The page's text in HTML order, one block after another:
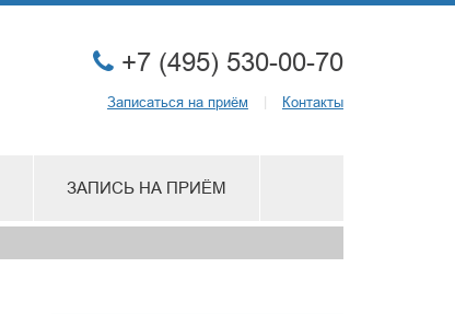
+7 (495) 530-00-70
Записаться на приём Контакты
ЗАПИСЬ НА ПРИЁМ